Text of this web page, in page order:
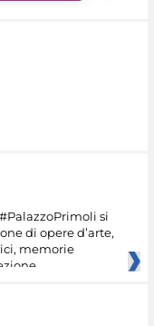
si
di opere d’arte,
memorie